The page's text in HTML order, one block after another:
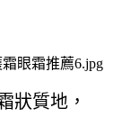
狀質地，